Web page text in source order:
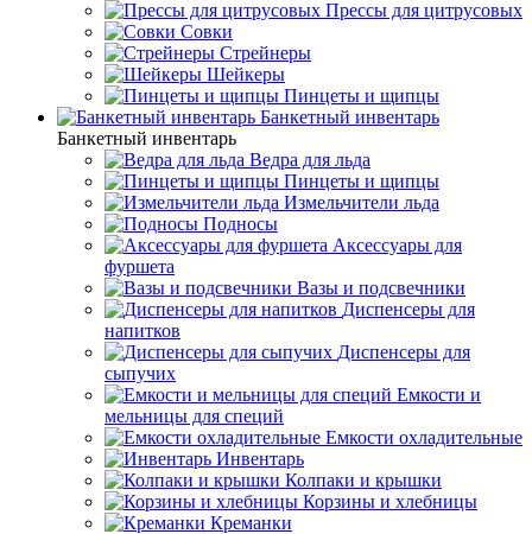
Прессы для цитрусовых
Совки
Стрейнеры
Шейкеры
Пинцеты и щипцы
Банкетный инвентарь
Банкетный инвентарь
Ведра для льда
Пинцеты и щипцы
Измельчители льда
Подносы
Аксессуары для
фуршета
Вазы и подсвечники
Диспенсеры для
напитков
Диспенсеры для
сыпучих
Емкости и
мельницы для специй
Емкости охладительные
Инвентарь
Колпаки и крышки
Корзины и хлебницы
Креманки